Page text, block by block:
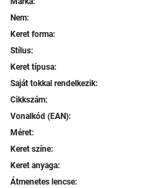
Nem:
Keret forma:
Stílus:
Keret típusa:
Saját tokkal rendelkezik:
Cikkszám:
Vonalkód (EAN):
Méret:
Keret színe:
Keret anyaga:
Átmenetes lencse: